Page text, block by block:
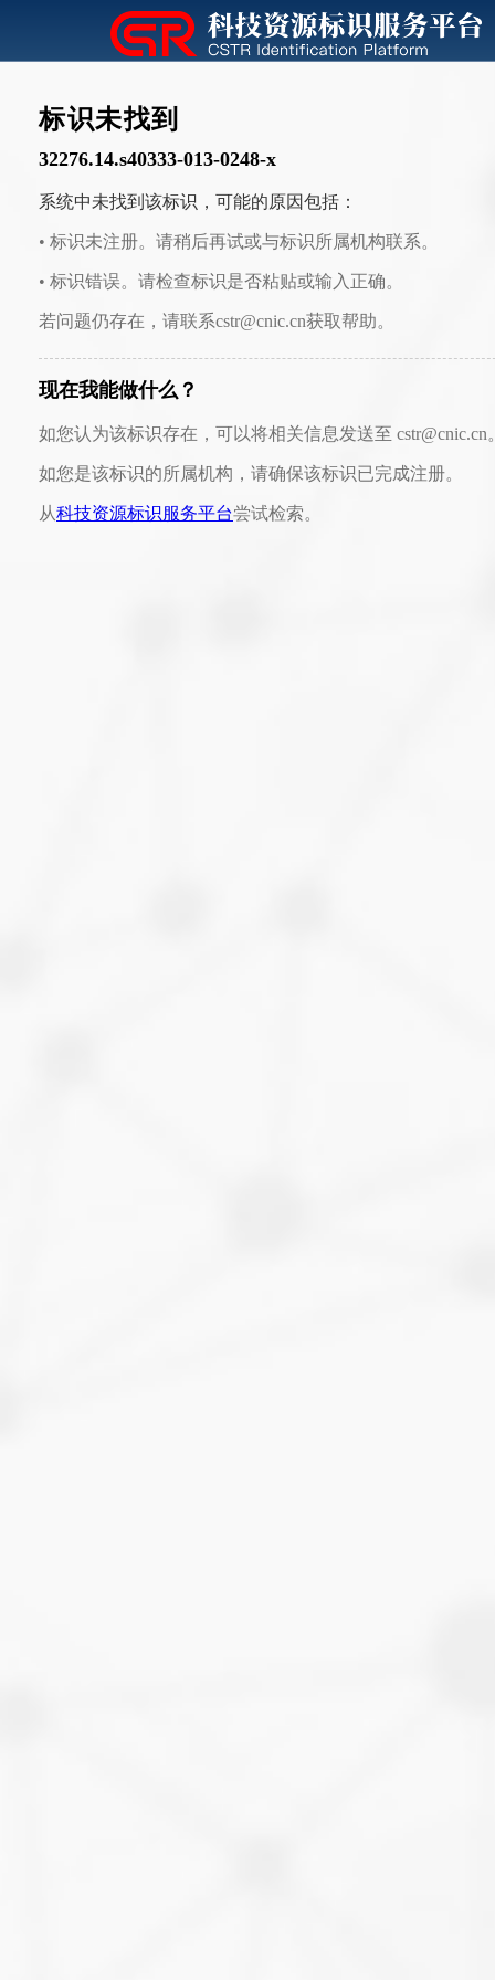
标识未找到
32276.14.s40333-013-0248-x
系统中未找到该标识，可能的原因包括：
• 标识未注册。请稍后再试或与标识所属机构联系。
• 标识错误。请检查标识是否粘贴或输入正确。
若问题仍存在，请联系cstr@cnic.cn获取帮助。
现在我能做什么？
如您认为该标识存在，可以将相关信息发送至 cstr@cnic.cn
如您是该标识的所属机构，请确保该标识已完成注册。
从科技资源标识服务平台尝试检索。